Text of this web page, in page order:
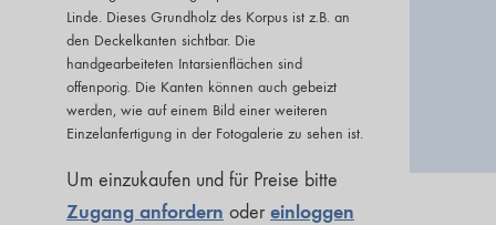
Linde. Dieses Grundholz des Korpus ist z.B. an
den Deckelkanten sichtbar. Die
handgearbeiteten Intarsienflächen sind
offenporig. Die Kanten können auch gebeizt
werden, wie auf einem Bild einer weiteren
Einzelanfertigung in der Fotogalerie zu sehen ist.
Um einzukaufen und für Preise bitte
Zugang anfordern oder einloggen